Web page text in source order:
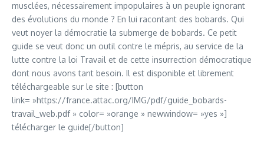
musclées, nécessairement impopulaires à un peuple ignorant
des évolutions du monde ? En lui racontant des bobards. Qui
veut noyer la démocratie la submerge de bobards. Ce petit
guide se veut donc un outil contre le mépris, au service de la
lutte contre la loi Travail et de cette insurrection démocratique
dont nous avons tant besoin. Il est disponible et librement
téléchargeable sur le site : [button
link= »https://france.attac.org/IMG/pdf/guide_bobards-
travail_web.pdf » color= »orange » newwindow= »yes »]
télécharger le guide[/button]